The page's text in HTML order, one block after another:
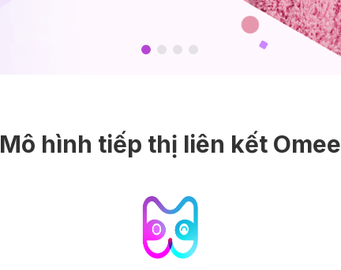
Mô hình tiếp thị liên kết Omee